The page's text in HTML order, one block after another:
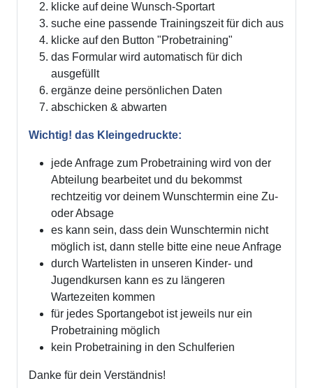
klicke auf deine Wunsch-Sportart
suche eine passende Trainingszeit für dich aus
klicke auf den Button "Probetraining"
das Formular wird automatisch für dich
ausgefüllt
ergänze deine persönlichen Daten
abschicken & abwarten
Wichtig! das Kleingedruckte:
jede Anfrage zum Probetraining wird von der
Abteilung bearbeitet und du bekommst
rechtzeitig vor deinem Wunschtermin eine Zu-
oder Absage
es kann sein, dass dein Wunschtermin nicht
möglich ist, dann stelle bitte eine neue Anfrage
durch Wartelisten in unseren Kinder- und
Jugendkursen kann es zu längeren
Wartezeiten kommen
für jedes Sportangebot ist jeweils nur ein
Probetraining möglich
kein Probetraining in den Schulferien
Danke für dein Verständnis!